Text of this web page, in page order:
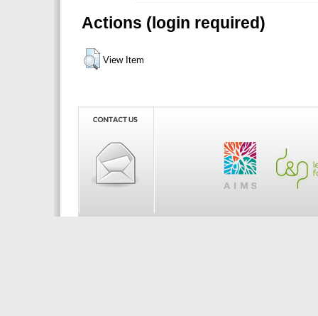
Actions (login required)
View Item